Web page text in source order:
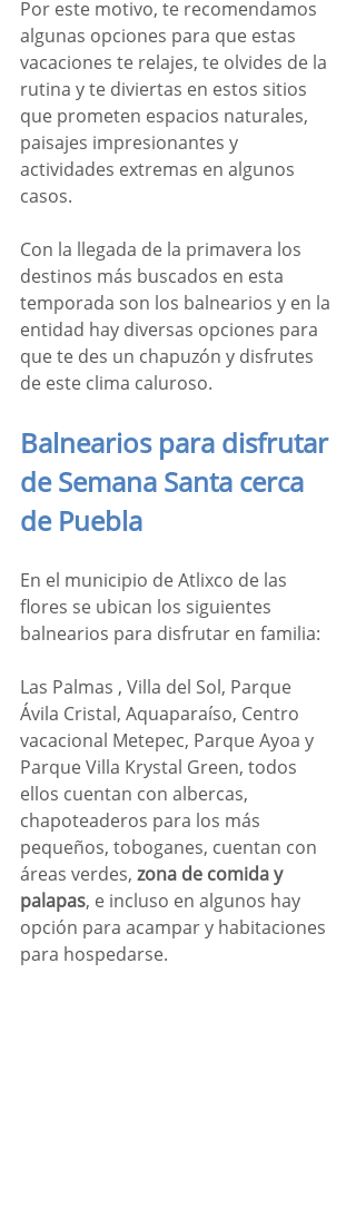
Por este motivo, te recomendamos
algunas opciones para que estas
vacaciones te relajes, te olvides de la
rutina y te diviertas en estos sitios
que prometen espacios naturales,
paisajes impresionantes y
actividades extremas en algunos
casos.
Con la llegada de la primavera los
destinos más buscados en esta
temporada son los balnearios y en la
entidad hay diversas opciones para
que te des un chapuzón y disfrutes
de este clima caluroso.
Balnearios para disfrutar
de Semana Santa cerca
de Puebla
En el municipio de Atlixco de las
flores se ubican los siguientes
balnearios para disfrutar en familia:
Las Palmas , Villa del Sol, Parque
Ávila Cristal, Aquaparaíso, Centro
vacacional Metepec, Parque Ayoa y
Parque Villa Krystal Green, todos
ellos cuentan con albercas,
chapoteaderos para los más
pequeños, toboganes, cuentan con
áreas verdes, zona de comida y
palapas, e incluso en algunos hay
opción para acampar y habitaciones
para hospedarse.